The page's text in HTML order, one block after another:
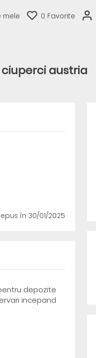
mele 0 Favorite
austria
în 30/01/2025
depozite
incepand